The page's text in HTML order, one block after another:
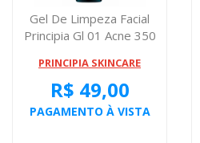
Gel De Limpeza Facial
Principia Gl 01 Acne 350
PRINCIPIA SKINCARE
R$ 49,00
PAGAMENTO À VISTA